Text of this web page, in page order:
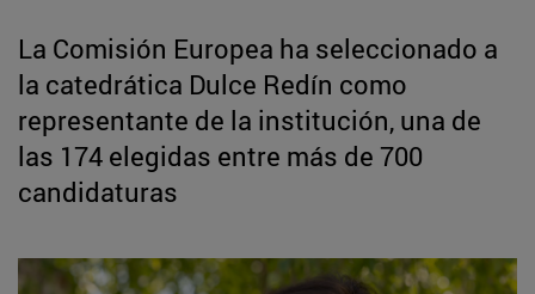
La Comisión Europea ha seleccionado a
la catedrática Dulce Redín como
representante de la institución, una de
las 174 elegidas entre más de 700
candidaturas